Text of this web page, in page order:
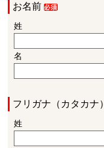
お名前
姓
名
フリガナ（カタカナ）
姓